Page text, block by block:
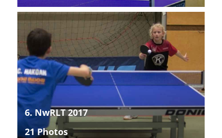
6. NwRLT 2017
21 Photos